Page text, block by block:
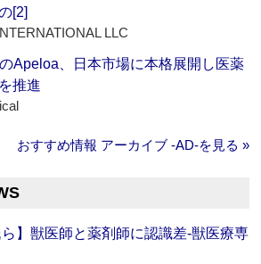
[2]
LLC
Apeloa、日本市場に本格展開し医薬
推進
おすすめ情報 アーカイブ ‐AD‐を見る »
ら】獣医師と薬剤師に認識差‐獣医療専